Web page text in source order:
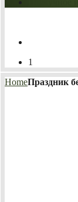
1
HomeПраздник